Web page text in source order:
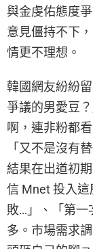
與金虔佑態度
意見僵持不下
情更不理想。
韓國網友紛紛
爭議的男愛豆
啊，連非粉都
「又不是沒有
結果在出道初
信 Mnet 投入
敗…」、「第一
多。市場需求